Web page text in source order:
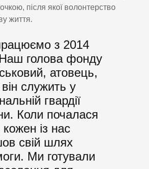
після якої волонтерство
життя.
з 2014
голова фонду
атовець,
служить у
гвардії
Коли почалася
кожен із нас
свій шлях
Ми готували